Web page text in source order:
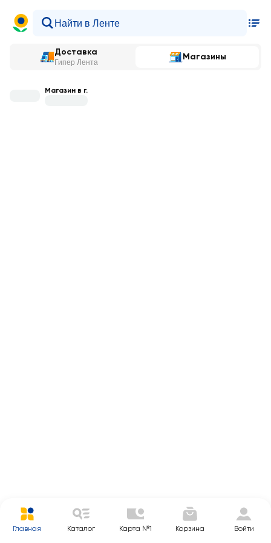
Доставка
Гипер Лента
Магазины
Магазин в г.
Главная Каталог Карта №1 Корзина Войти